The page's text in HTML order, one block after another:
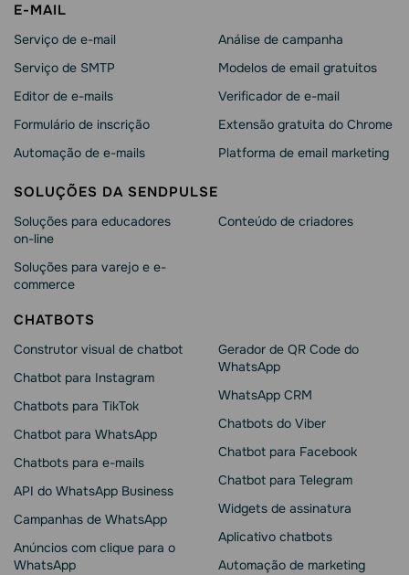
E-MAIL
Serviço de e-mail
Serviço de SMTP
Editor de e-mails
Formulário de inscrição
Automação de e-mails
Análise de campanha
Modelos de email gratuitos
Verificador de e-mail
Extensão gratuita do Chrome
Platforma de email marketing
SOLUÇÕES DA SENDPULSE
Soluções para educadores
on-line
Soluções para varejo e e-
commerce
Conteúdo de criadores
CHATBOTS
Construtor visual de chatbot
Chatbot para Instagram
Chatbots para TikTok
Chatbot para WhatsApp
Chatbots para e-mails
API do WhatsApp Business
Campanhas de WhatsApp
Anúncios com clique para o
WhatsApp
Gerador de QR Code do
WhatsApp
WhatsApp CRM
Chatbots do Viber
Chatbot para Facebook
Chatbot para Telegram
Widgets de assinatura
Aplicativo chatbots
Automação de marketing